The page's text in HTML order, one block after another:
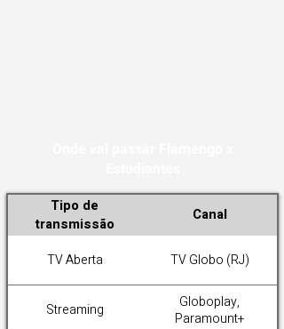
Tipo de
transmissão
Canal
TV Aberta TV Globo (RJ)
Streaming
Globoplay,
Paramount+